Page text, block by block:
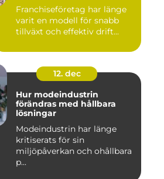
Franchiseföretag har länge
varit en modell för snabb
tillväxt och effektiv drift...
12. dec
Hur modeindustrin
förändras med hållbara
lösningar
Modeindustrin har länge
kritiserats för sin
miljöpåverkan och ohållbara
p...